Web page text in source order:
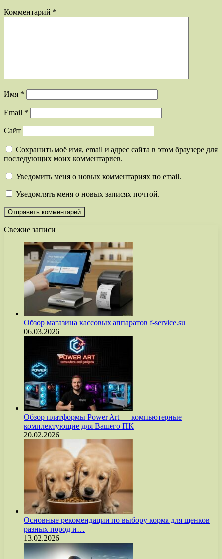
Комментарий *
Имя *
Email *
Сайт
Сохранить моё имя, email и адрес сайта в этом браузере для
последующих моих комментариев.
Уведомить меня о новых комментариях по email.
Уведомлять меня о новых записях почтой.
Свежие записи
Обзор магазина кассовых аппаратов f-service.su
06.03.2026
Обзор платформы Power Art — компьютерные
комплектующие для Вашего ПК
20.02.2026
Основные рекомендации по выбору корма для щенков
разных пород и…
13.02.2026